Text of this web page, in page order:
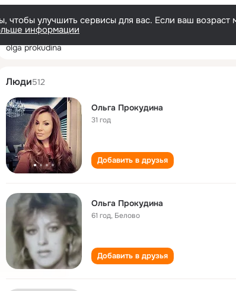
улучшить сервисы для вас. Если ваш
информации
olga prokudina
Люди512
Ольга Прокудина
31 год
Добавить в друзья
Ольга Прокудина
61 год, Белово
Добавить в друзья